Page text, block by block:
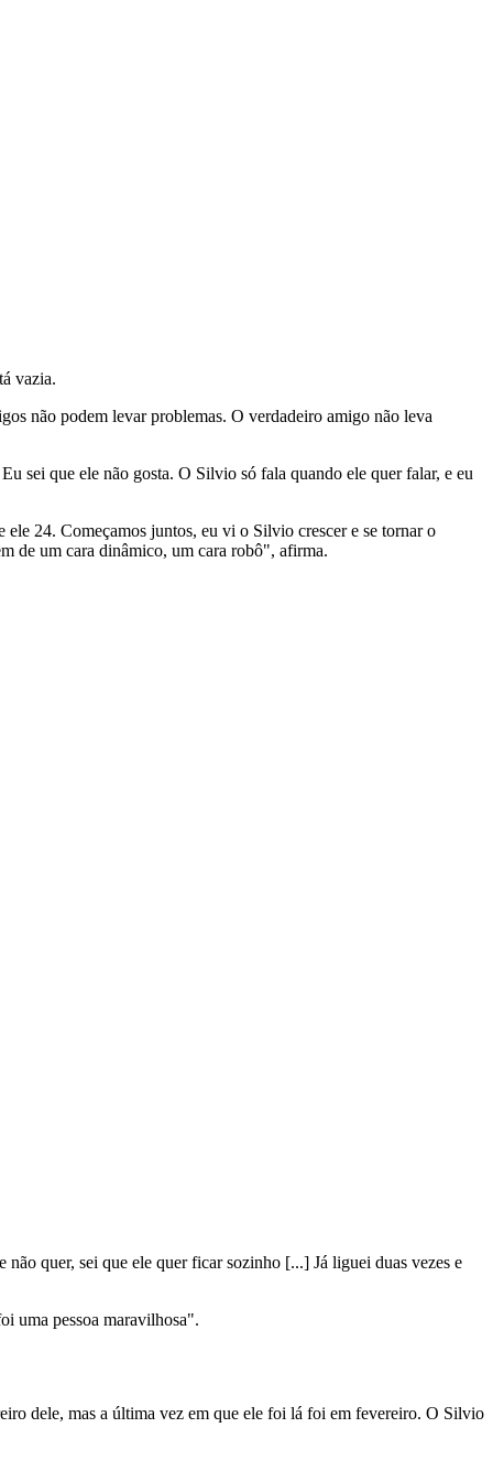
vazia.
não podem levar problemas. O verdadeiro amigo não leva
sei que ele não gosta. O Silvio só fala quando ele quer falar, e eu
ele 24. Começamos juntos, eu vi o Silvio crescer e se tornar o
de um cara dinâmico, um cara robô", afirma.
quer, sei que ele quer ficar sozinho [...] Já liguei duas vezes e
uma pessoa maravilhosa".
dele, mas a última vez em que ele foi lá foi em fevereiro. O Silvio